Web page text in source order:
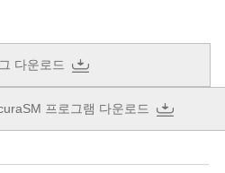
다운로드
프로그램 다운로드